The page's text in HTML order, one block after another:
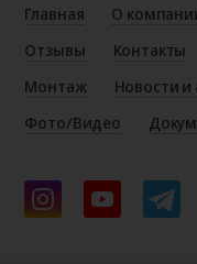
Главная О
Отзывы
Контакты
Монтаж
Новости и
Фото/Видео